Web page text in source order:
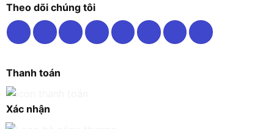
Theo dõi chúng tôi
Thanh toán
Xác nhận